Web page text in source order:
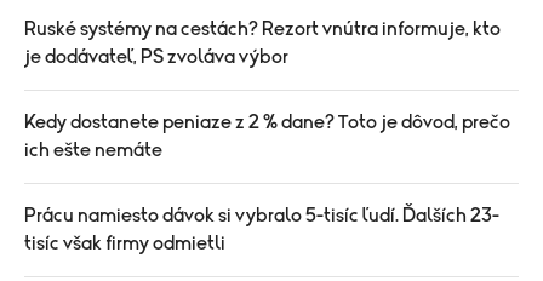
Ruské systémy na cestách? Rezort vnútra informuje, kto
je dodávateľ, PS zvoláva výbor
Kedy dostanete peniaze z 2 % dane? Toto je dôvod, prečo
ich ešte nemáte
Prácu namiesto dávok si vybralo 5-tisíc ľudí. Ďalších 23-
tisíc však firmy odmietli